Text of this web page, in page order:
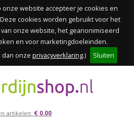
website accepteer je cookies en
cookies worden gebruikt voor het
onze website, het geanonimiseerd
en voor marketingdoeleinden.
dan onze privacyverklaring.) Sluiten
artikelen: € 0,00